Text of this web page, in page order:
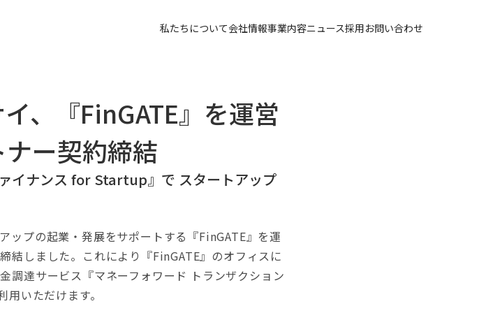
私たちについて会社情報事業内容ニュース採用お問い合わせ
、『FinGATE』を運営
ー契約締結
イナンス for Startup』で スタートアップ
プの起業・発展をサポートする『FinGATE』を運
結しました。これにより『FinGATE』のオフィスに
調達サービス『マネーフォワード トランザクション
いただけます。